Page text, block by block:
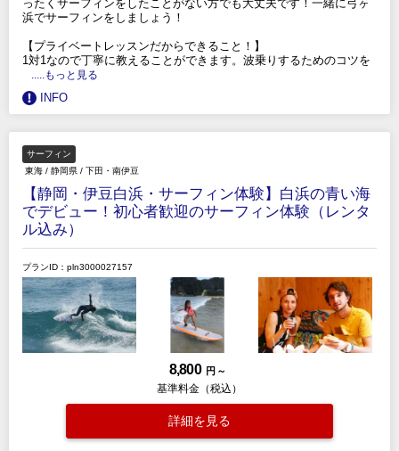
ったくサーフィンをしたことがない方でも大丈夫です！一緒に弓ヶ
浜でサーフィンをしましょう！
【プライベートレッスンだからできること！】
1対1なので丁寧に教えることができます。波乗りするためのコツを
.....もっと見る
INFO
サーフィン
東海 / 静岡県 / 下田・南伊豆
【静岡・伊豆白浜・サーフィン体験】白浜の青い海
でデビュー！初心者歓迎のサーフィン体験（レンタ
ル込み）
プランID：pln3000027157
8,800 円 ～
基準料金（税込）
詳細を見る